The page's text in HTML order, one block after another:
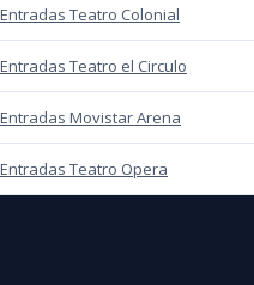
Entradas Teatro Colonial
Entradas Teatro el Circulo
Entradas Movistar Arena
Entradas Teatro Opera